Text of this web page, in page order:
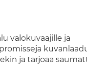
valokuvaajille ja
ja tarjoaa